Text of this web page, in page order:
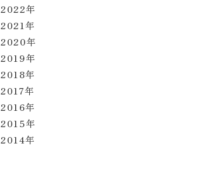
2022年
2021年
2020年
2019年
2018年
2017年
2016年
2015年
2014年